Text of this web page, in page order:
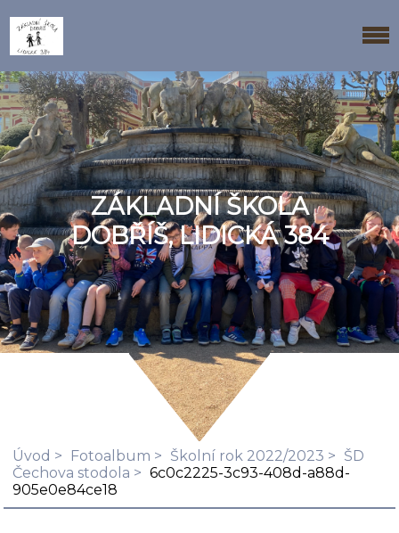
ZÁKLADNÍ ŠKOLA
DOBŘÍŠ, LIDICKÁ 384
Úvod Fotoalbum Školní rok 2022/2023
ŠD
Čechova stodola
6c0c2225-3c93-408d-a88d-
905e0e84ce18